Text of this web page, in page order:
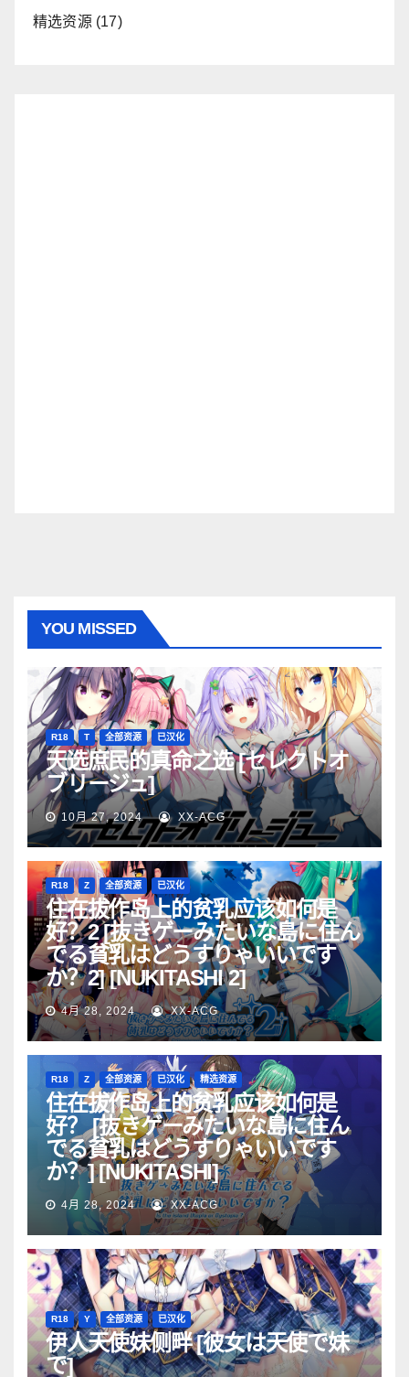
精选资源 (17)
YOU MISSED
R18 T 全部资源 已汉化
天选庶民的真命之选 [セレクトオ
ブリージュ]
10月 27, 2024 XX-ACG
R18 Z 全部资源 已汉化
住在拔作岛上的贫乳应该如何是
好？2 [抜きゲーみたいな島に住ん
でる貧乳はどうすりゃいいです
か？2] [NUKITASHI 2]
4月 28, 2024 XX-ACG
R18 Z 全部资源 已汉化 精选资源
住在拔作岛上的贫乳应该如何是
好？ [抜きゲーみたいな島に住ん
でる貧乳はどうすりゃいいです
か？] [NUKITASHI]
4月 28, 2024 XX-ACG
R18 Y 全部资源 已汉化
伊人天使妹侧畔 [彼女は天使で妹
で]